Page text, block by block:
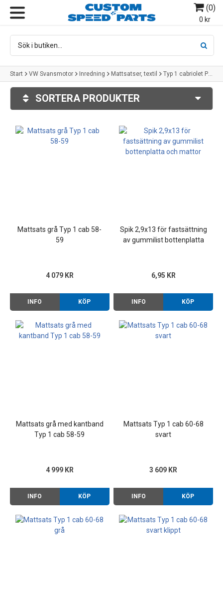
(0)
0 kr
Start VW Svansmotor Inredning Mattsatser, textil Typ 1 cabriolet Passagerarutrymme
Med textil även på golvet
SORTERA PRODUKTER
Mattsats grå Typ 1 cab 58-
59
4 079 KR
INFO KÖP
Spik 2,9x13 för fastsättning
av gummilist bottenplatta
6,95 KR
INFO KÖP
Mattsats grå med kantband
Typ 1 cab 58-59
4 999 KR
INFO KÖP
Mattsats Typ 1 cab 60-68
svart
3 609 KR
INFO KÖP